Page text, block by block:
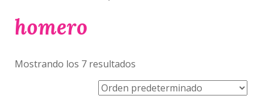
homero
Mostrando los 7 resultados